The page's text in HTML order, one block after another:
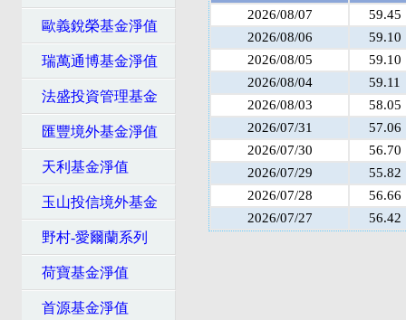
歐義銳榮基金淨值
瑞萬通博基金淨值
法盛投資管理基金
匯豐境外基金淨值
天利基金淨值
玉山投信境外基金
野村-愛爾蘭系列
荷寶基金淨值
首源基金淨值
2026/08/07
59.45
2026/08/06
59.10
2026/08/05
59.10
2026/08/04
59.11
2026/08/03
58.05
2026/07/31
57.06
2026/07/30
56.70
2026/07/29
55.82
2026/07/28
56.66
2026/07/27
56.42